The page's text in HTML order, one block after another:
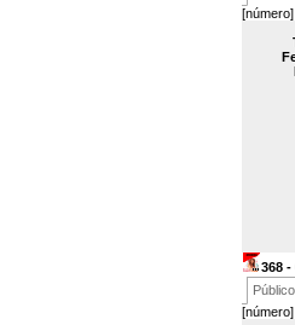
[número]
368 -
Público
[número]